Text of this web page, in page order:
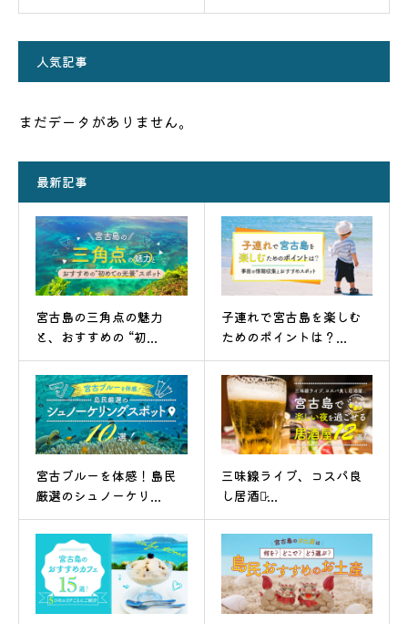
人気記事
まだデータがありません。
最新記事
宮古島の三角点の魅力
と、おすすめの “初...
子連れで宮古島を楽しむ
ためのポイントは？...
宮古ブルーを体感！島民
厳選のシュノーケリ...
三味線ライブ、コスパ良
し居酒屋̷...